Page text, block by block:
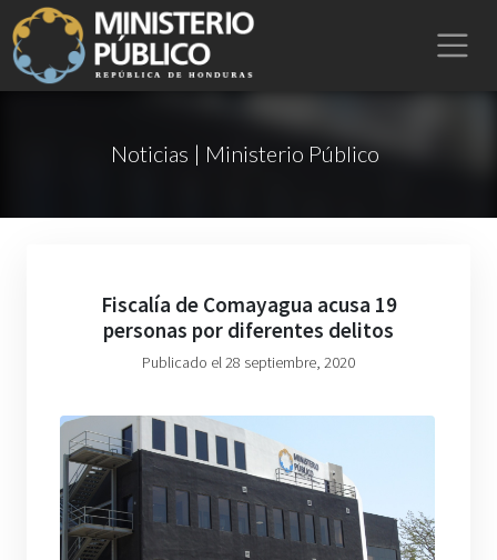
Noticias | Ministerio Público
Fiscalía de Comayagua acusa 19
personas por diferentes delitos
Publicado el 28 septiembre, 2020